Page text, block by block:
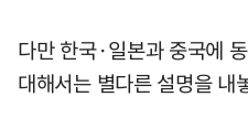
다만 한국·일본과 중국에
대해서는 별다른 설명을 내